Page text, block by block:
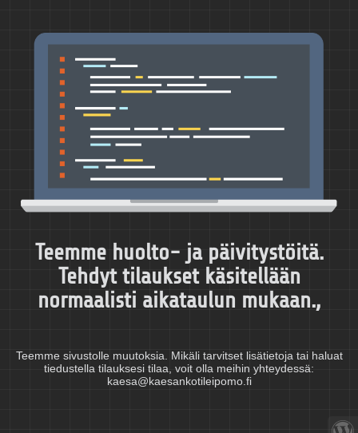
Teemme huolto- ja päivitystöitä.
Tehdyt tilaukset käsitellään
normaalisti aikataulun mukaan.,
Teemme sivustolle muutoksia. Mikäli tarvitset lisätietoja tai haluat
tiedustella tilauksesi tilaa, voit olla meihin yhteydessä:
kaesa@kaesankotileipomo.fi